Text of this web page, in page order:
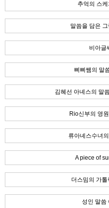
추억의 스
말씀을 담은
비아글
삐삐쌤의 말
김혜선 아녜스의 말
Rio신부의 영
류아녜스수녀
A piece of
더스밈의 가
성인 말씀